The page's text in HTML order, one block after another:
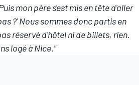
mon père s'est mis en tête d'aller
?' Nous sommes donc partis en
réservé d'hôtel ni de billets, rien.
logé à Nice."